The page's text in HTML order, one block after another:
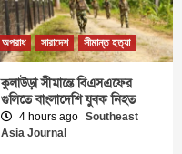
অপরাধ সারাদেশ সীমান্ত হত্যা
কুলাউড়া সীমান্তে বিএসএফের
গুলিতে বাংলাদেশি যুবক নিহত
4 hours ago Southeast
Asia Journal